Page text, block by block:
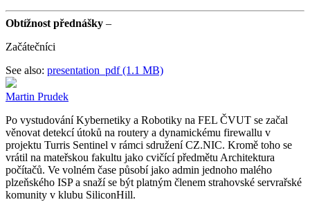
Obtížnost přednášky –
Začátečníci
See also: presentation_pdf (1.1 MB)
Martin Prudek
Po vystudování Kybernetiky a Robotiky na FEL ČVUT se začal
věnovat detekcí útoků na routery a dynamickému firewallu v
projektu Turris Sentinel v rámci sdružení CZ.NIC. Kromě toho se
vrátil na mateřskou fakultu jako cvičící předmětu Architektura
počítačů. Ve volném čase působí jako admin jednoho malého
plzeňského ISP a snaží se být platným členem strahovské servrařské
komunity v klubu SiliconHill.